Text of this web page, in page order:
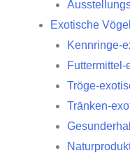
Exotische Vögel
Kennringe-
Futtermittel-
Tröge-
Tränken-